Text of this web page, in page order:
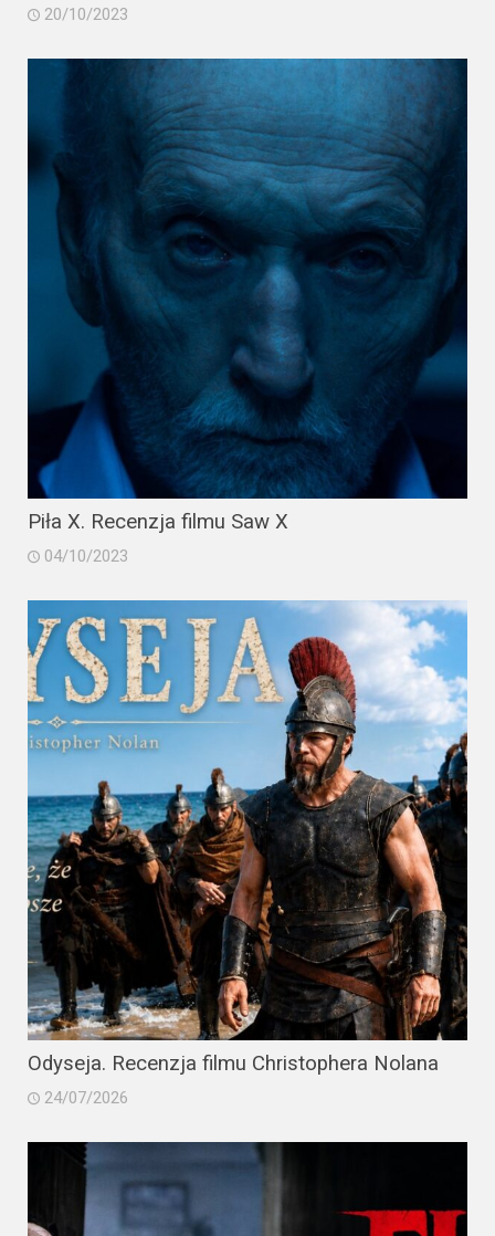
2021
2019
2018
2016
2017
2014
20/10/2023
Piła X. Recenzja filmu Saw X
04/10/2023
Odyseja. Recenzja filmu Christophera Nolana
24/07/2026